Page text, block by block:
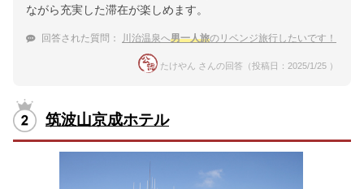
ながら充実した滞在が楽しめます。
回答された質問： 川治温泉へ男一人旅のリベンジ旅行したいです！
たけやん さんの回答（投稿日：2025/1/25 ）
筑波山京成ホテル